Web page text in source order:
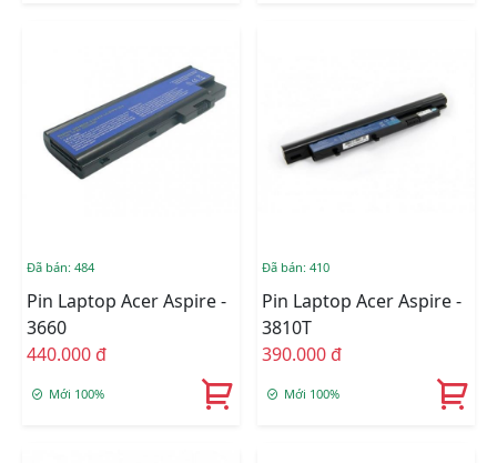
Đã bán: 484
Pin Laptop Acer Aspire -
3660
440.000 đ
Mới 100%
Đã bán: 410
Pin Laptop Acer Aspire -
3810T
390.000 đ
Mới 100%